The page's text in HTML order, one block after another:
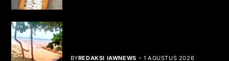
BYREDAKSI IAWNEWS 1 AGUSTUS 2026